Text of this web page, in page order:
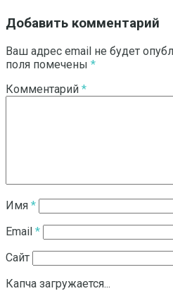
Добавить комментарий
Ваш адрес email не будет
поля помечены *
Комментарий *
Имя *
Email *
Сайт
Капча загружается...